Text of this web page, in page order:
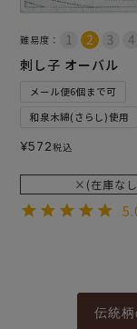
難易度：
刺し子 オーバル
メール便6個まで可
和泉木綿(さらし)使用
¥572税込
×(在庫な
伝統